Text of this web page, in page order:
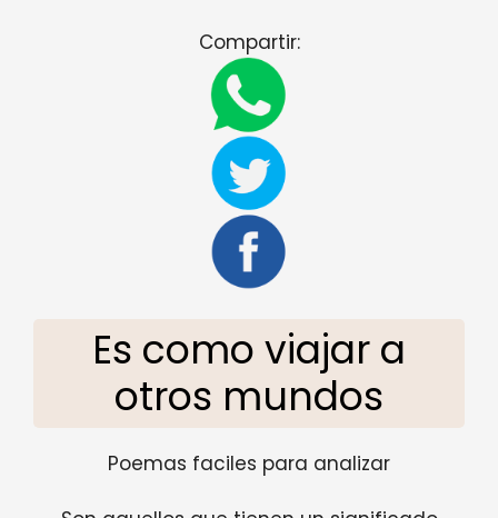
Compartir:
Es como viajar a
otros mundos
Poemas faciles para analizar